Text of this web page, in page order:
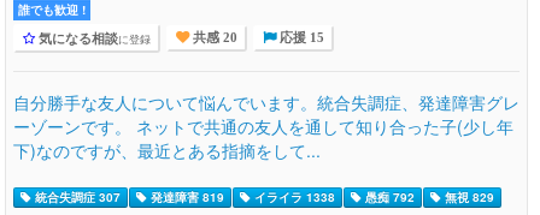
誰でも歓迎 !
気になる相談に登録 共感 20 応援 15
自分勝手な友人について悩んでいます。統合失調症、発達障害グレ
ーゾーンです。 ネットで共通の友人を通して知り合った子(少し年
下)なのですが、最近とある指摘をして...
統合失調症 307 発達障害 819 イライラ 1338 愚痴 792
無視 829